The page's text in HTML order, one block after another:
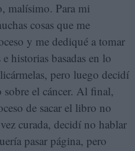
malísimo. Para mi
cosas que me
y me dediqué a tomar
historias basadas en lo
pero luego decidí
el cáncer. Al final,
de sacar el libro no
curada, decidí no hablar
pasar página, pero